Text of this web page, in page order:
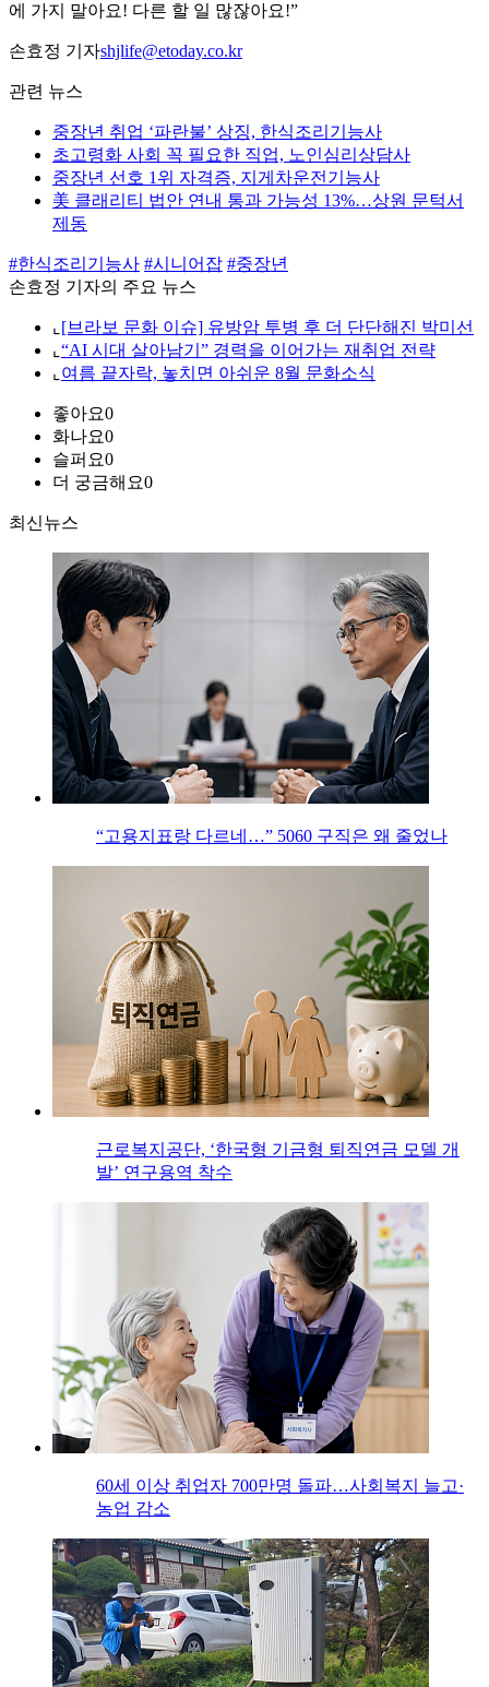
에 가지 말아요! 다른 할 일 많잖아요!”
손효정 기자shjlife@etoday.co.kr
관련 뉴스
중장년 취업 ‘파란불’ 상징, 한식조리기능사
초고령화 사회 꼭 필요한 직업, 노인심리상담사
중장년 선호 1위 자격증, 지게차운전기능사
美 클래리티 법안 연내 통과 가능성 13%…상원 문턱서
제동
#한식조리기능사 #시니어잡 #중장년
손효정 기자의 주요 뉴스
⌞ [브라보 문화 이슈] 유방암 투병 후 더 단단해진 박미선
⌞ “AI 시대 살아남기” 경력을 이어가는 재취업 전략
⌞ 여름 끝자락, 놓치면 아쉬운 8월 문화소식
좋아요0
화나요0
슬퍼요0
더 궁금해요0
최신뉴스
“고용지표랑 다르네…” 5060 구직은 왜 줄었나
근로복지공단, ‘한국형 기금형 퇴직연금 모델 개
발’ 연구용역 착수
60세 이상 취업자 700만명 돌파…사회복지 늘고·
농업 감소